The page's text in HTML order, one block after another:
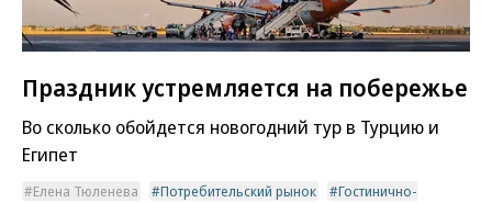
Праздник устремляется на побережье
Во сколько обойдется новогодний тур в Турцию и
Египет
Елена Тюленева Потребительский рынок
Гостинично-